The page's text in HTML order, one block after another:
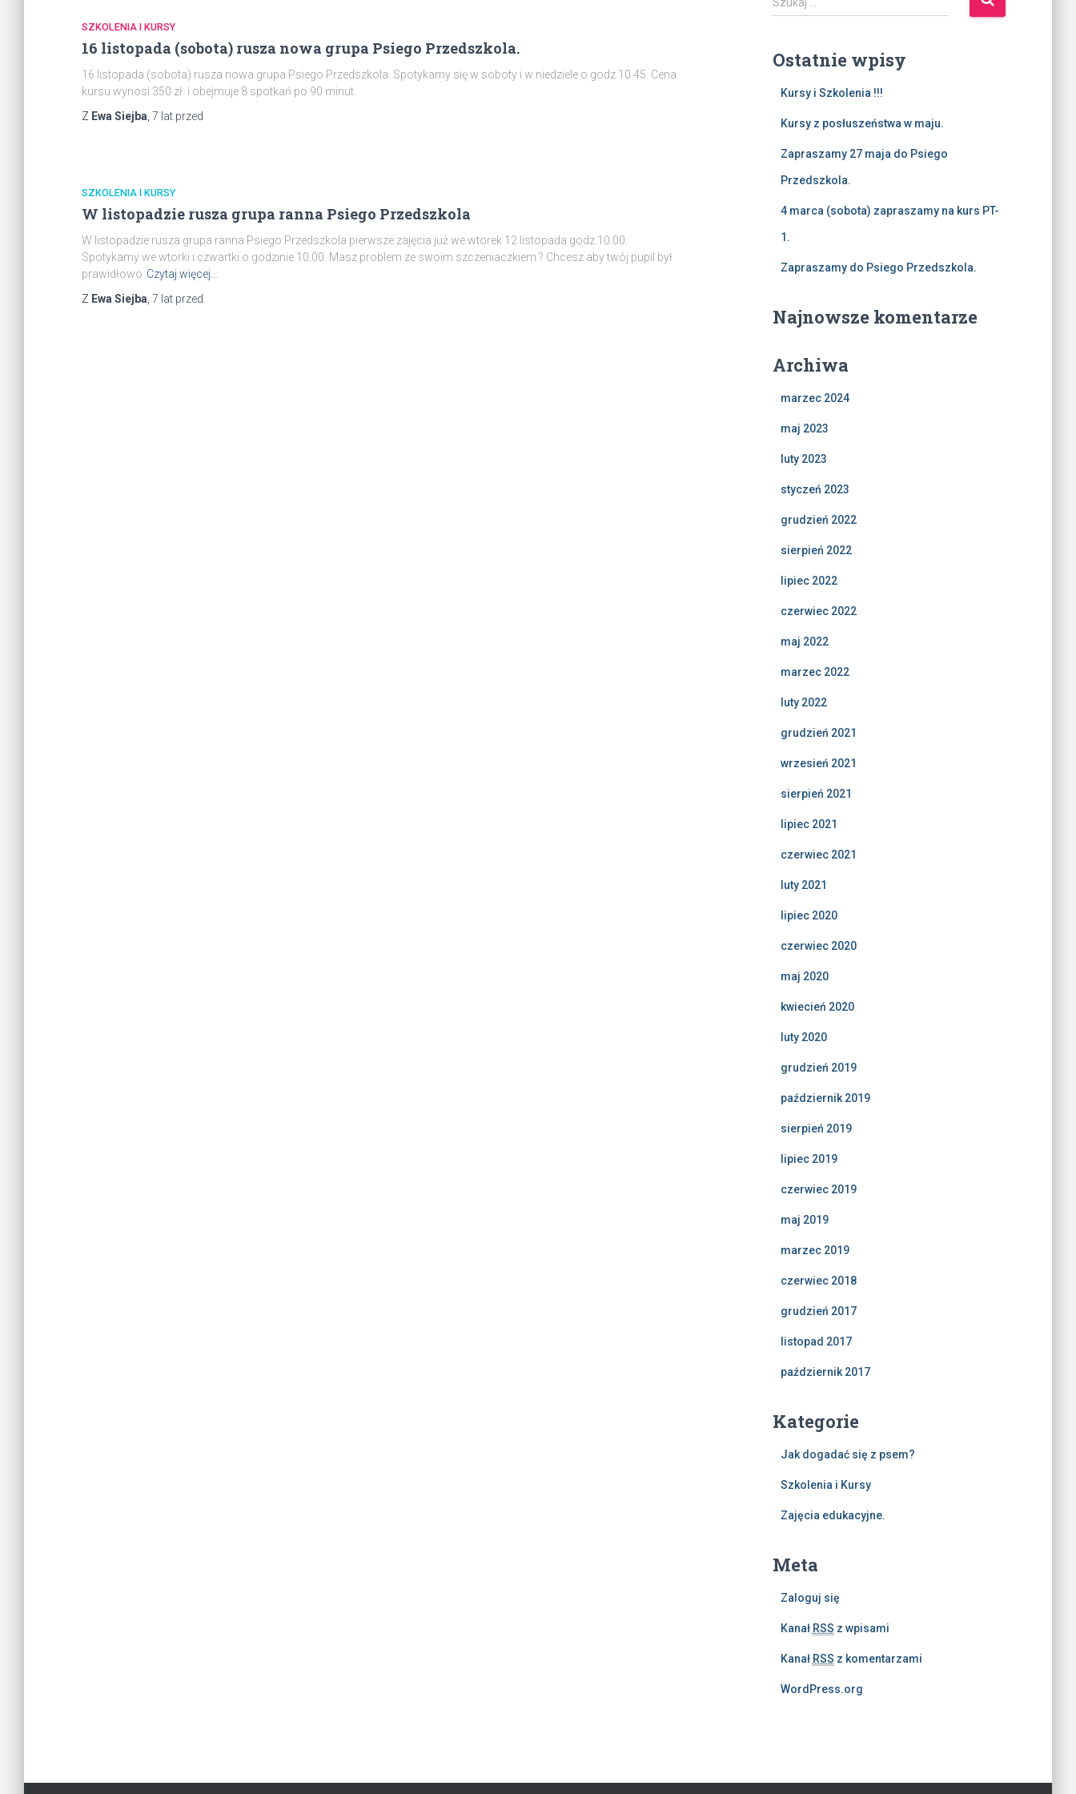
SZKOLENIA I KURSY
16 listopada (sobota) rusza nowa grupa Psiego Przedszkola.
16 listopada (sobota) rusza nowa grupa Psiego Przedszkola. Spotykamy się w soboty i w niedziele o godz.10.45. Cena
kursu wynosi 350 zł. i obejmuje 8 spotkań po 90 minut.
Z Ewa Siejba 7 lat przed
SZKOLENIA I KURSY
W listopadzie rusza grupa ranna Psiego Przedszkola
W listopadzie rusza grupa ranna Psiego Przedszkola pierwsze zajęcia już we wtorek 12 listopada godz.10.00.
Spotykamy we wtorki i czwartki o godzinie 10.00. Masz problem ze swoim szczeniaczkiem ? Chcesz aby twój pupil był
prawidłowo Czytaj więcej…
Z Ewa Siejba 7 lat przed
z
a
Ostatnie wpisy
Kursy i Szkolenia !!!
Kursy z posłuszeństwa w maju.
Zapraszamy 27 maja do Psiego
Przedszkola.
4 marca (sobota) zapraszamy na kurs PT-
1.
Zapraszamy do Psiego Przedszkola.
Najnowsze komentarze
Archiwa
marzec 2024
maj 2023
luty 2023
styczeń 2023
grudzień 2022
sierpień 2022
lipiec 2022
czerwiec 2022
maj 2022
marzec 2022
luty 2022
grudzień 2021
wrzesień 2021
sierpień 2021
lipiec 2021
czerwiec 2021
luty 2021
lipiec 2020
czerwiec 2020
maj 2020
kwiecień 2020
luty 2020
grudzień 2019
październik 2019
sierpień 2019
lipiec 2019
czerwiec 2019
maj 2019
marzec 2019
czerwiec 2018
grudzień 2017
listopad 2017
październik 2017
Kategorie
Jak dogadać się z psem?
Szkolenia i Kursy
Zajęcia edukacyjne.
Meta
Zaloguj się
Kanał RSS z wpisami
Kanał RSS z komentarzami
WordPress.org